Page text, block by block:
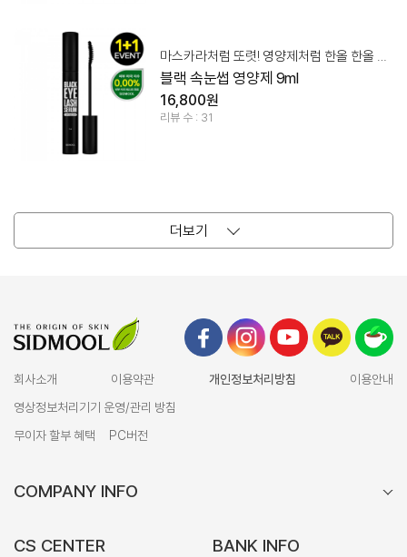
마스카라처럼 또렷! 영양제처럼 한올 한올 건강하게~
블랙 속눈썹 영양제 9ml
16,800원
리뷰 수 : 31
더보기
회사소개 이용약관 개인정보처리방침
이용안내
영상정보처리기기 운영/관리 방침
무이자 할부 혜택
PC버전
COMPANY INFO
CS CENTER BANK INFO